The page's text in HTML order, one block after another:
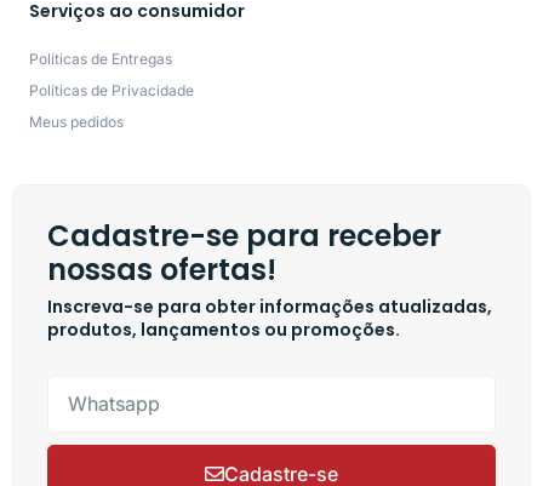
Serviços ao consumidor
Políticas de Entregas
Políticas de Privacidade
Meus pedidos
Cadastre-se para receber
nossas ofertas!
Inscreva-se para obter informações atualizadas,
produtos, lançamentos ou promoções.
Cadastre-se